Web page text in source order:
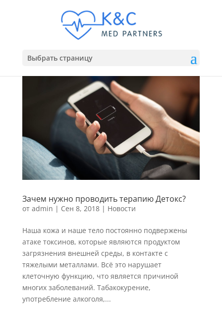
Выбрать страницу
Зачем нужно проводить терапию Детокс?
от admin | Сен 8, 2018| Новости
Наша кожа и наше тело постоянно подвержены
атаке токсинов, которые являются продуктом
загрязнения внешней среды, в контакте с
тяжелыми металлами. Всё это нарушает
клеточную функцию, что является причиной
многих заболеваний. Табакокурение,
употребление алкоголя,...